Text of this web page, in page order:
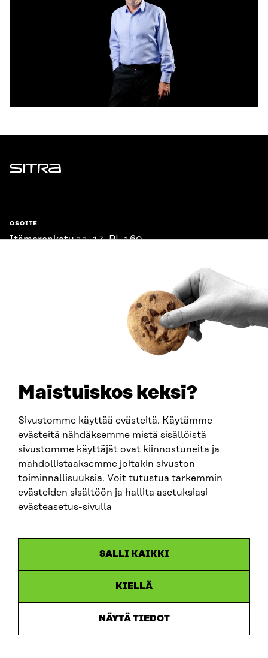
Maistuiskos keksi?
Sivustomme käyttää evästeitä. Käytämme
evästeitä nähdäksemme mistä sisällöistä
sivustomme käyttäjät ovat kiinnostuneita ja
mahdollistaaksemme joitakin sivuston
toiminnallisuuksia. Voit tutustua tarkemmin
evästeiden sisältöön ja hallita asetuksiasi
evästeasetus-sivulla
SALLI KAIKKI
KIELLÄ
NÄYTÄ TIEDOT
Sitra
OSOITE
Itämerenkatu 11-13, PL 160,
SITRA SOSIAALISESSA MEDIASSA
LinkedIn
Instagram
YouTube
Saavutettavuusseloste
Asiakirjajulkisuus